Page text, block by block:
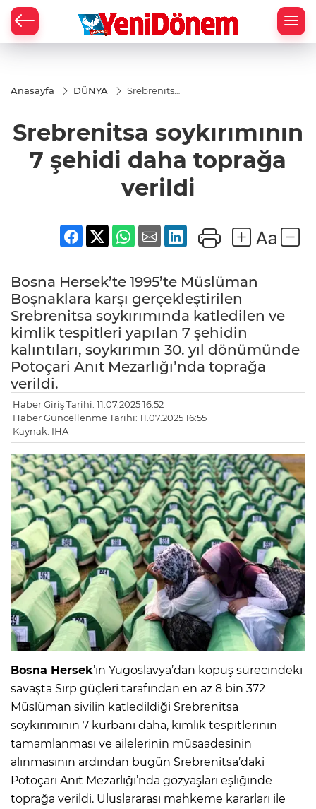
Anasayfa DÜNYA
Srebrenitsa
toprağa
Srebrenitsa soykırımının
7 şehidi daha toprağa
verildi
Bosna Hersek’te 1995’te Müslüman
Boşnaklara karşı gerçekleştirilen
Srebrenitsa soykırımında katledilen ve
kimlik tespitleri yapılan 7 şehidin
kalıntıları, soykırımın 30. yıl dönümünde
Potoçari Anıt Mezarlığı’nda toprağa
verildi.
Haber Giriş Tarihi: 11.07.2025 16:52
Haber Güncellenme Tarihi: 11.07.2025 16:55
Kaynak: İHA
Bosna Hersek’in Yugoslavya’dan kopuş sürecindeki
savaşta Sırp güçleri tarafından en az 8 bin 372
Müslüman sivilin katledildiği Srebrenitsa
soykırımının 7 kurbanı daha, kimlik tespitlerinin
tamamlanması ve ailelerinin müsaadesinin
alınmasının ardından bugün Srebrenitsa’daki
Potoçari Anıt Mezarlığı’nda gözyaşları eşliğinde
toprağa verildi. Uluslararası mahkeme kararları ile